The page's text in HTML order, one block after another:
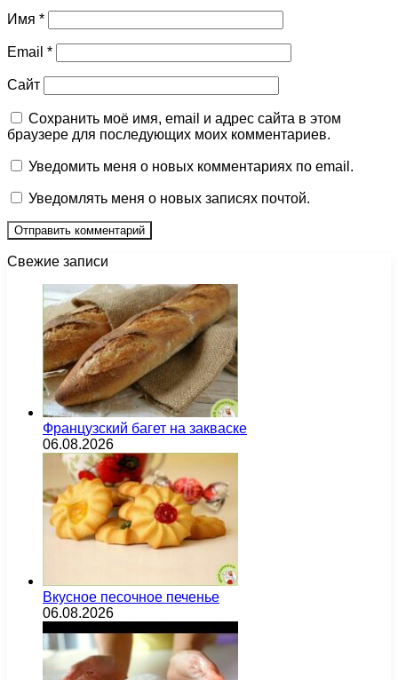
Имя *
Email *
Сайт
Сохранить моё имя, email и адрес сайта в этом
браузере для последующих моих комментариев.
Уведомить меня о новых комментариях по email.
Уведомлять меня о новых записях почтой.
Свежие записи
Французский багет на закваске
06.08.2026
Вкусное песочное печенье
06.08.2026